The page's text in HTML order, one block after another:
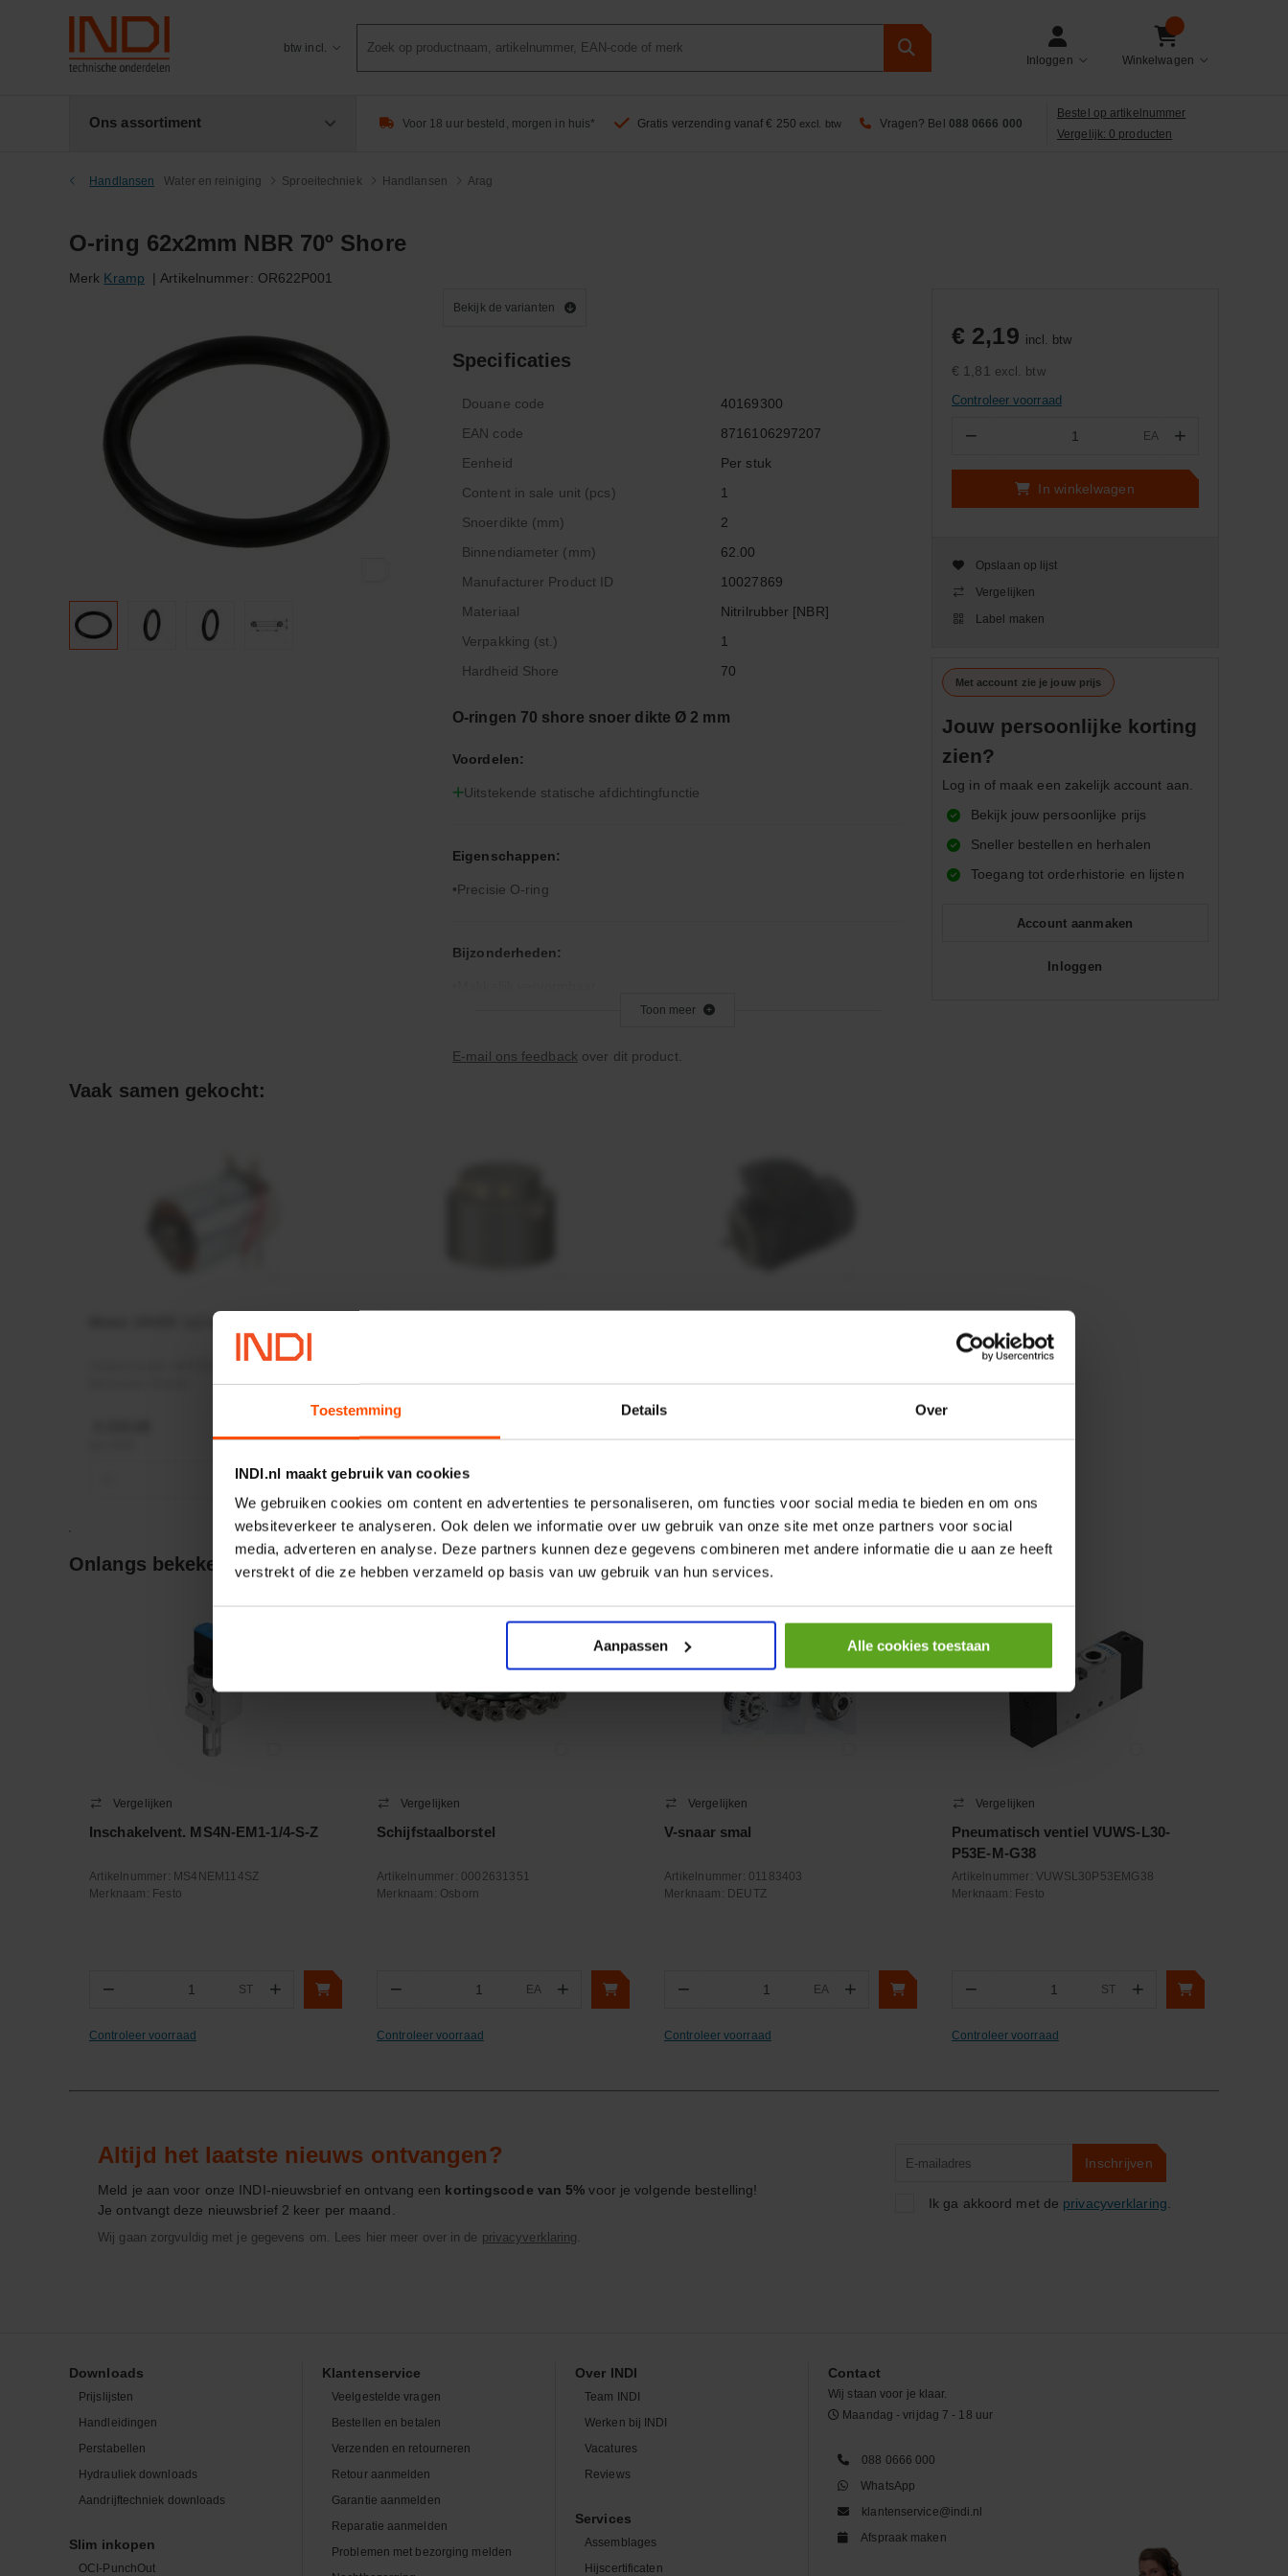
Toestemming Details Over
INDI.nl maakt gebruik van cookies
We gebruiken cookies om content en advertenties te personaliseren, om functies voor social media te bieden en om ons
websiteverkeer te analyseren. Ook delen we informatie over uw gebruik van onze site met onze partners voor social
media, adverteren en analyse. Deze partners kunnen deze gegevens combineren met andere informatie die u aan ze heeft
verstrekt of die ze hebben verzameld op basis van uw gebruik van hun services.
Aanpassen Alle cookies toestaan
btw incl.
zoeken
Inloggen Winkelwagen
Ons assortiment Voor 18 uur besteld, morgen in huis* Gratis verzending vanaf € 250 excl. btw Vragen? Bel 088 0666 000
Bestel op artikelnummer
Vergelijk: 0 producten
Handlansen Water en reiniging Sproeitechniek Handlansen Arag
O-ring 62x2mm NBR 70º Shore
Merk Kramp | Artikelnummer: OR622P001
Bekijk de varianten
Specificaties
Douane code
40169300
EAN code
8716106297207
Eenheid
Per stuk
Content in sale unit (pcs)
1
Snoerdikte (mm)
2
Binnendiameter (mm)
62.00
Manufacturer Product ID
10027869
Materiaal
Nitrilrubber [NBR]
Verpakking (st.)
1
Hardheid Shore
70
O-ringen 70 shore snoer dikte Ø 2 mm
Voordelen:
Uitstekende statische afdichtingfunctie
Eigenschappen:
Precisie O-ring
Bijzonderheden:
Toepassingsgebied:
Toon meer
E-mail ons feedback over dit product.
€ 2,19 incl. btw
€ 1,81 excl. btw
Controleer voorraad
− EA +
In winkelwagen
Opslaan op lijst
Vergelijken
Label maken
Met account zie je jouw prijs
Jouw persoonlijke korting
zien?
Log in of maak een zakelijk account aan.
Bekijk jouw persoonlijke prijs
Sneller bestellen en herhalen
Toegang tot orderhistorie en lijsten
Account aanmaken
Inloggen
Vaak samen gekocht:
Motor 24VDC 2,2 kw + PTC
+
Merknaam:Baltrotors
−
Merknaam:Emmegi
Onlangs bekeken:
Vergelijken
Inschakelvent. MS4N-EM1-1/4-S-Z
Artikelnummer: MS4NEM114SZ
Merknaam: Festo
− ST +
Controleer voorraad
Vergelijken
Schijfstaalborstel
Artikelnummer: 0002631351
Merknaam: Osborn
− EA +
Controleer voorraad
Vergelijken
V-snaar smal
Artikelnummer: 01183403
Merknaam: DEUTZ
− EA +
Controleer voorraad
Vergelijken
Pneumatisch ventiel VUWS-L30-
P53E-M-G38
Artikelnummer: VUWSL30P53EMG38
Merknaam: Festo
− ST +
Controleer voorraad
Altijd het laatste nieuws ontvangen?
Meld je aan voor onze INDI-nieuwsbrief en ontvang een kortingscode van 5% voor je volgende bestelling!
Je ontvangt deze nieuwsbrief 2 keer per maand.
Wij gaan zorgvuldig met je gegevens om. Lees hier meer over in de privacyverklaring.
Inschrijven
Ik ga akkoord met de privacyverklaring
Downloads
Prijslijsten
Handleidingen
Perstabellen
Hydrauliek downloads
Aandrijftechniek downloads
Slim inkopen
OCI-PunchOut
Klantenservice
Veelgestelde vragen
Bestellen en betalen
Verzenden en retourneren
Retour aanmelden
Garantie aanmelden
Reparatie aanmelden
Problemen met bezorging melden
Over INDI
Team INDI
Werken bij INDI
Vacatures
Reviews
Services
Assemblages
Hijscertificaten
Contact
Wij staan voor je klaar.
Maandag - vrijdag 7 - 18 uur
088 0666 000
WhatsApp
klantenservice@indi.nl
Afspraak maken